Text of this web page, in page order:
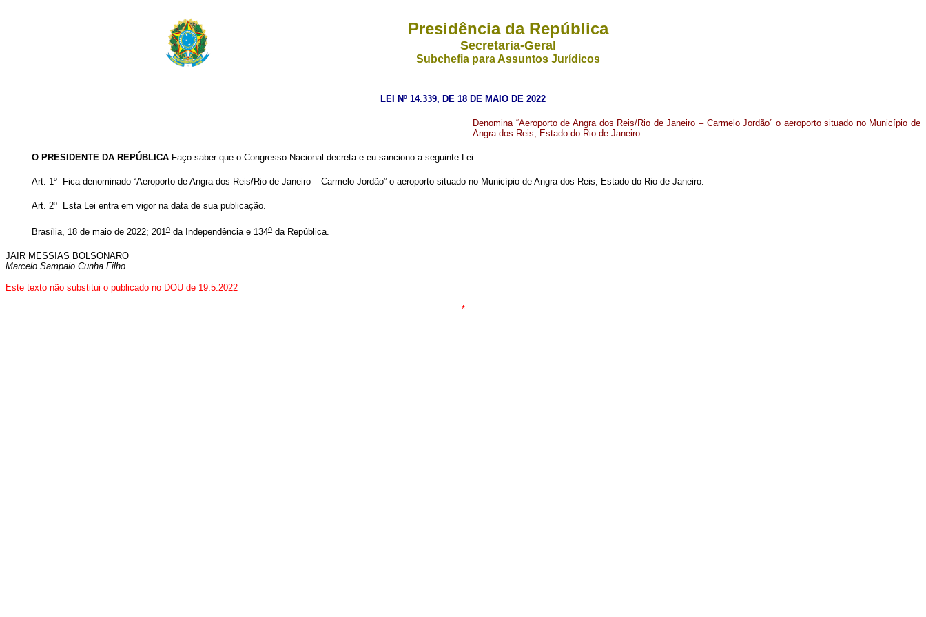
Presidência da República
Secretaria-Geral
Subchefia para Assuntos Jurídicos
LEI Nº 14.339, DE 18 DE MAIO DE 2022
Denomina “Aeroporto de Angra dos Reis/Rio de Janeiro – Carmelo Jordão” o aeroporto situado no Município de
Angra dos Reis, Estado do Rio de Janeiro.
O PRESIDENTE DA REPÚBLICAFaço saber que o Congresso Nacional decreta e eu sanciono a seguinte Lei:
Art. 1º Fica denominado “Aeroporto de Angra dos Reis/Rio de Janeiro – Carmelo Jordão” o aeroporto situado no Município de Angra dos Reis, Estado do Rio de Janeiro.
Art. 2º Esta Lei entra em vigor na data de sua publicação.
Brasília, 18 de maio de 2022; 201oda Independência e 134oda República.
JAIR MESSIAS BOLSONARO
Marcelo Sampaio Cunha Filho
Este texto não substitui o publicado no DOU de 19.5.2022
*